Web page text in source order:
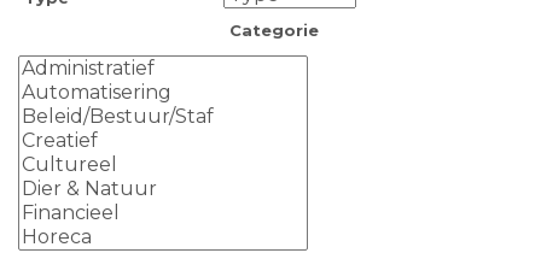
Categorie